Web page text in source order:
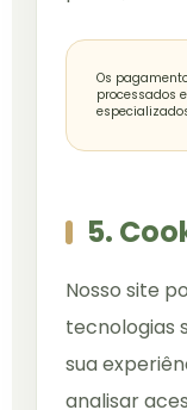
Os
processados
5.
Nosso site
tecnologias
sua
analisar